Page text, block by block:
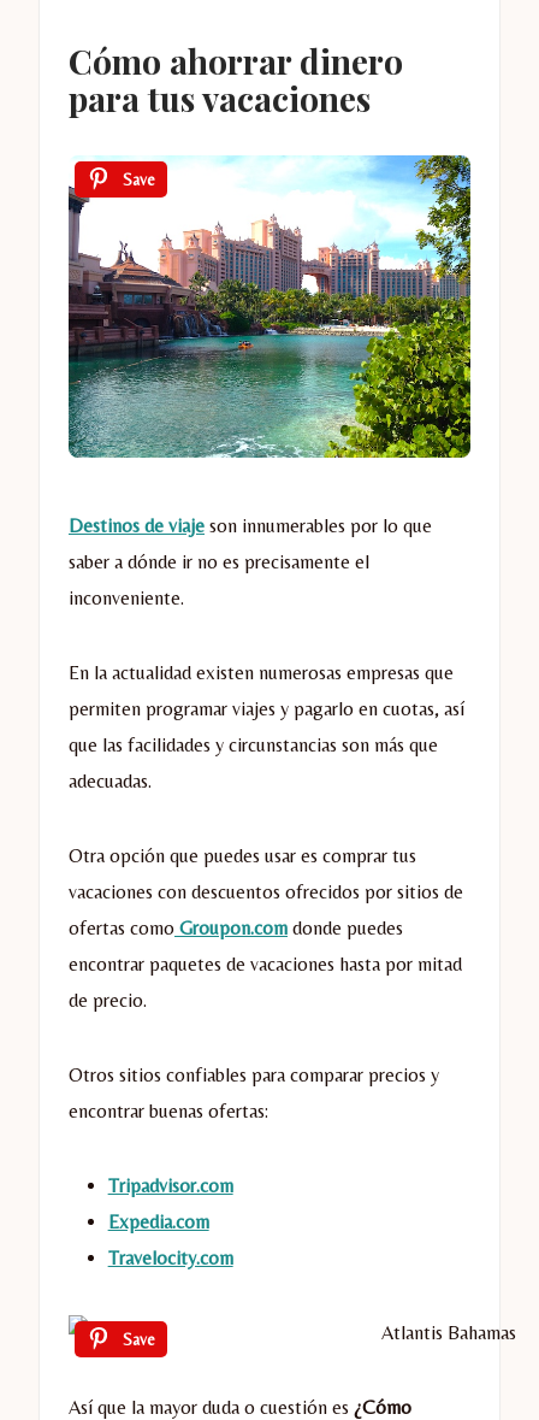
Cómo ahorrar dinero
para tus vacaciones
Save
Destinos de viaje son innumerables por lo que
saber a dónde ir no es precisamente el
inconveniente.
En la actualidad existen numerosas empresas que
permiten programar viajes y pagarlo en cuotas, así
que las facilidades y circunstancias son más que
adecuadas.
Otra opción que puedes usar es comprar tus
vacaciones con descuentos ofrecidos por sitios de
ofertas como Groupon.com donde puedes
encontrar paquetes de vacaciones hasta por mitad
de precio.
Otros sitios confiables para comparar precios y
encontrar buenas ofertas:
Tripadvisor.com
Expedia.com
Travelocity.com
Save
Así que la mayor duda o cuestión es ¿Cómo